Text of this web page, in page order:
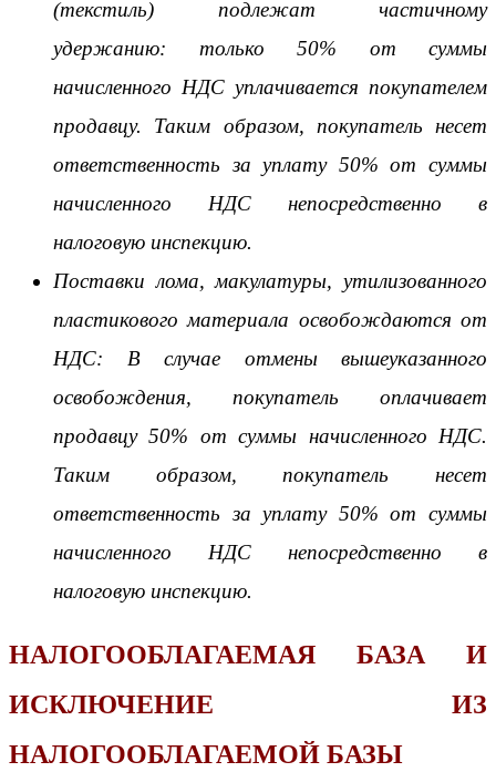
(текстиль) подлежат частичному
удержанию: только 50% от суммы
начисленного НДС уплачивается покупателем
продавцу. Таким образом, покупатель несет
ответственность за уплату 50% от суммы
начисленного НДС непосредственно в
налоговую инспекцию.
Поставки лома, макулатуры, утилизованного
пластикового материала освобождаются от
НДС: В случае отмены вышеуказанного
освобождения, покупатель оплачивает
продавцу 50% от суммы начисленного НДС.
Таким образом, покупатель несет
ответственность за уплату 50% от суммы
начисленного НДС непосредственно в
налоговую инспекцию.
НАЛОГООБЛАГАЕМАЯ БАЗА И
ИСКЛЮЧЕНИЕ ИЗ
НАЛОГООБЛАГАЕМОЙ БАЗЫ